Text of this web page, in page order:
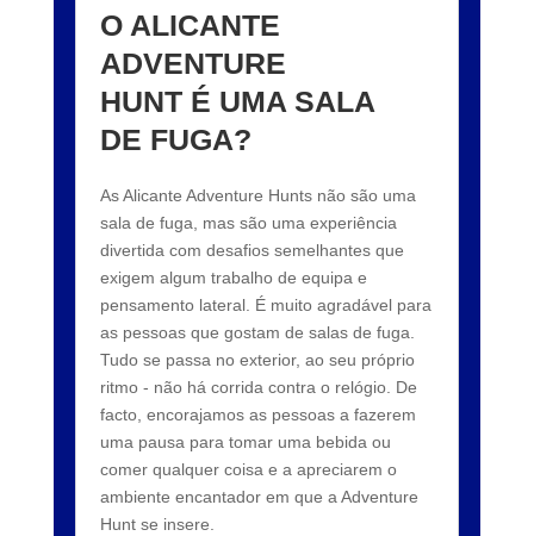
O ALICANTE
ADVENTURE
HUNT É UMA SALA
DE FUGA?
As Alicante Adventure Hunts não são uma
sala de fuga, mas são uma experiência
divertida com desafios semelhantes que
exigem algum trabalho de equipa e
pensamento lateral. É muito agradável para
as pessoas que gostam de salas de fuga.
Tudo se passa no exterior, ao seu próprio
ritmo - não há corrida contra o relógio. De
facto, encorajamos as pessoas a fazerem
uma pausa para tomar uma bebida ou
comer qualquer coisa e a apreciarem o
ambiente encantador em que a Adventure
Hunt se insere.